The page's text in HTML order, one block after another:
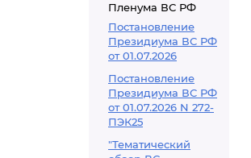
Пленума ВС РФ
Постановление
Президиума ВС РФ
от 01.07.2026
Постановление
Президиума ВС РФ
от 01.07.2026 N 272-
ПЭК25
"Тематический